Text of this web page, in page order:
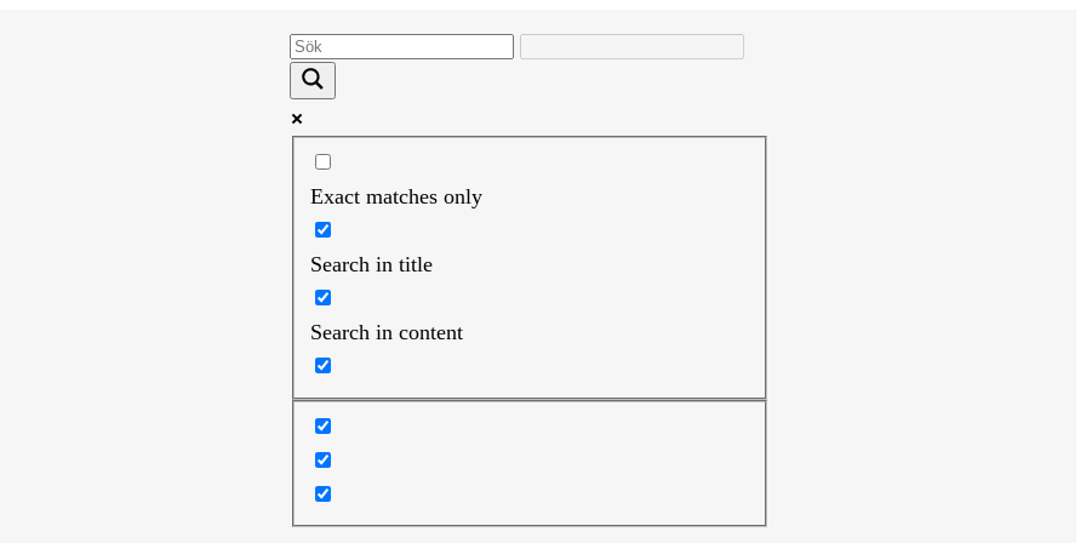
Exact matches only
Search in title
Search in content